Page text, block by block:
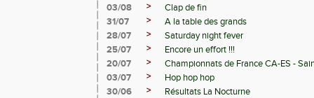
03/08
>
Clap de fin
31/07
>
A la table des grands
28/07
>
Saturday night fever
25/07
>
Encore un effort !!!
20/07
>
Championnats de France CA-ES -
03/07
>
Hop hop hop
30/06
>
Résultats La Nocturne